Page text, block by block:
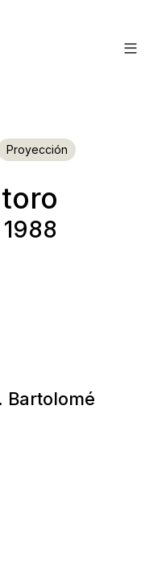
Proyección
Bartolomé